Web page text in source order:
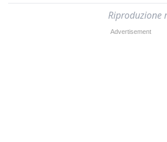
Riproduzione